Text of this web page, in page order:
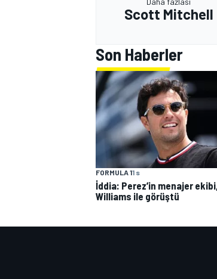
Scott Mitchell
Son Haberler
FORMULA 11 s
İddia: Perez’in menajer ekibi,
Williams ile görüştü